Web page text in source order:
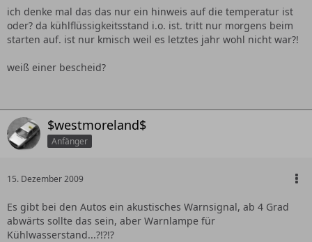
ich denke mal das das nur ein hinweis auf die temperatur ist
oder? da kühlflüssigkeitsstand i.o. ist. tritt nur morgens beim
starten auf. ist nur kmisch weil es letztes jahr wohl nicht war?!
weiß einer bescheid?
$westmoreland$
Anfänger
15. Dezember 2009
Es gibt bei den Autos ein akustisches Warnsignal, ab 4 Grad
abwärts sollte das sein, aber Warnlampe für
Kühlwasserstand...?!?!?